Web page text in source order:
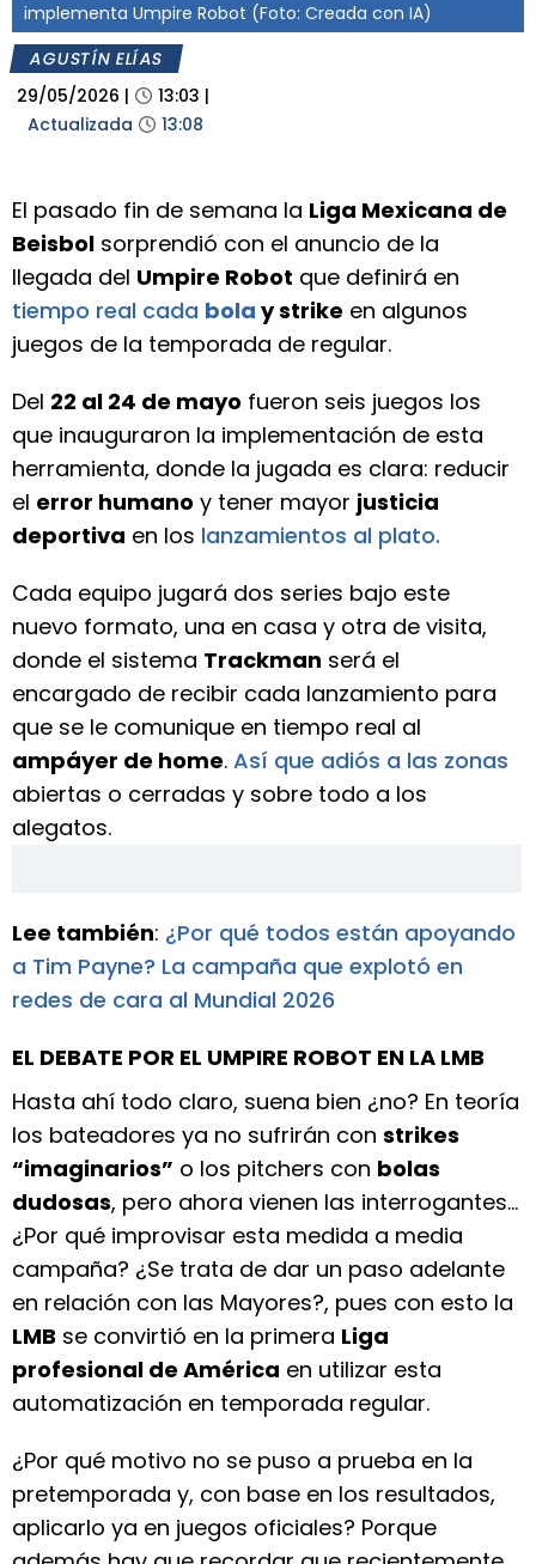
implementa Umpire Robot (Foto: Creada con IA)
AGUSTÍN ELÍAS
29/05/2026 | 13:03 |
Actualizada
13:08
El pasado fin de semana la Liga Mexicana de
Beisbol sorprendió con el anuncio de la
llegada del Umpire Robot que definirá en
tiempo real cada bola y strike en algunos
juegos de la temporada de regular.
Del 22 al 24 de mayo fueron seis juegos los
que inauguraron la implementación de esta
herramienta, donde la jugada es clara: reducir
el error humano y tener mayor justicia
deportiva en los lanzamientos al plato.
Cada equipo jugará dos series bajo este
nuevo formato, una en casa y otra de visita,
donde el sistema Trackman será el
encargado de recibir cada lanzamiento para
que se le comunique en tiempo real al
ampáyer de home. Así que adiós a las zonas
abiertas o cerradas y sobre todo a los
alegatos.
Lee también: ¿Por qué todos están apoyando
a Tim Payne? La campaña que explotó en
redes de cara al Mundial 2026
EL DEBATE POR EL UMPIRE ROBOT EN LA LMB
Hasta ahí todo claro, suena bien ¿no? En teoría
los bateadores ya no sufrirán con strikes
“imaginarios” o los pitchers con bolas
dudosas, pero ahora vienen las interrogantes…
¿Por qué improvisar esta medida a media
campaña? ¿Se trata de dar un paso adelante
en relación con las Mayores?, pues con esto la
LMB se convirtió en la primera Liga
profesional de América en utilizar esta
automatización en temporada regular.
¿Por qué motivo no se puso a prueba en la
pretemporada y, con base en los resultados,
aplicarlo ya en juegos oficiales? Porque